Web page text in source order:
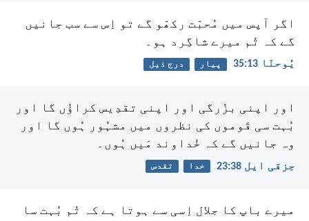
اگر آپس میں مُحبّت رکھّو گے تو اِس سے سب جانیں
گے کہ تُم میرے شاگِرد ہو۔
یُوحنّا 13:‏35 پیار درج ذیل
اور اپنی بزُرگی اور اپنی تقدِیس کراؤُں گا اور
بُہت سی قَوموں کی نظروں میں مشہُور ہُوں گا اور
وہ جانیں گے کہ خُداوند مَیں ہُوں۔
حِزقی ایل 38:‏23 خدا تقدس
میرے باپ کا جلال اِسی سے ہوتا ہے کہ تُم بُہت سا